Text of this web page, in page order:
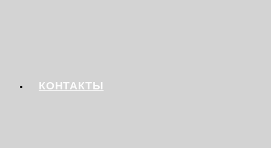
КОНТАКТЫ